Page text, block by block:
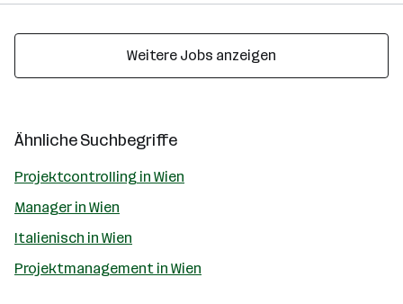
Weitere Jobs anzeigen
Ähnliche Suchbegriffe
Projektcontrolling in Wien
Manager in Wien
Italienisch in Wien
Projektmanagement in Wien